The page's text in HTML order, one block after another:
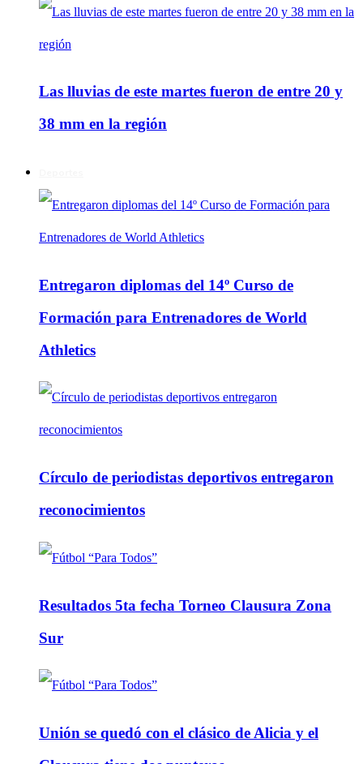
Las lluvias de este martes fueron de entre 20 y
38 mm en la región
Entregaron diplomas del 14º Curso de
Formación para Entrenadores de World
Athletics
Círculo de periodistas deportivos entregaron
reconocimientos
Resultados 5ta fecha Torneo Clausura Zona
Sur
Unión se quedó con el clásico de Alicia y el